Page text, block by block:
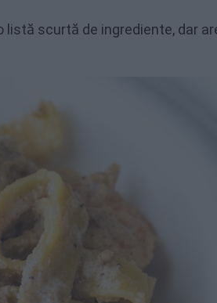
scurtă de ingrediente, dar